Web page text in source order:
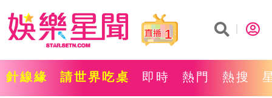
1
針線緣 請世界吃桌 即時 熱門 熱搜